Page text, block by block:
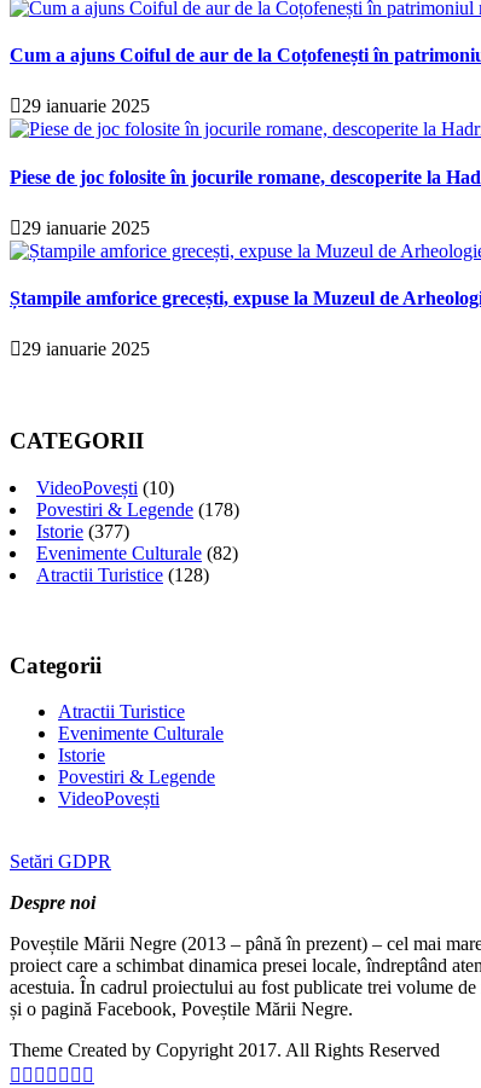
Cum a ajuns Coiful de aur de la Coțofenești în
29 ianuarie 2025
Piese de joc folosite în jocurile romane, descoperite la
29 ianuarie 2025
Ștampile amforice grecești, expuse la Muzeul de
29 ianuarie 2025
CATEGORII
VideoPovești (10)
Povestiri & Legende (178)
Istorie (377)
Evenimente Culturale (82)
Atractii Turistice (128)
Categorii
Atractii Turistice
Evenimente Culturale
Istorie
Povestiri & Legende
VideoPovești
Setări GDPR
Despre noi
Poveștile Mării Negre (2013 – până în prezent) – cel mai
proiect care a schimbat dinamica presei locale, îndreptând
acestuia. În cadrul proiectului au fost publicate trei volume
și o pagină Facebook, Poveștile Mării Negre.
Theme Created by Copyright 2017. All Rights Reserved